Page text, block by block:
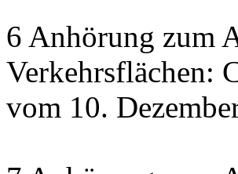
6 Anhörung zum
Verkehrsflächen:
vom 10.